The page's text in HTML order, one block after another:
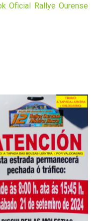
Oficial Rallye Ourense